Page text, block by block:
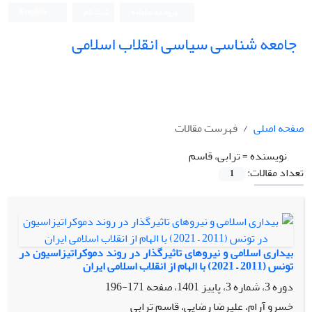
جامعه شناسی سیاسی انقلاب اسلامی
صفحه اصلی
فهرست مقالات
نویسنده =ترابی، قاسم
تعداد مقالات:
1
بیداری اسلامی و نیروهای تاثیرگذار در روند دموکراتیزاسیون در
تونس (2011 – 2021) با الهام از انقلاب اسلامی ایران
دوره 3، شماره 3، پاییز 1401، صفحه
171-196
خسرو آرام، علیرضا رضایی، قاسم ترابی